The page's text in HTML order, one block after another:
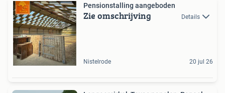
Pensionstalling aangeboden
Zie omschrijving Details
Nistelrode 20 jul 26